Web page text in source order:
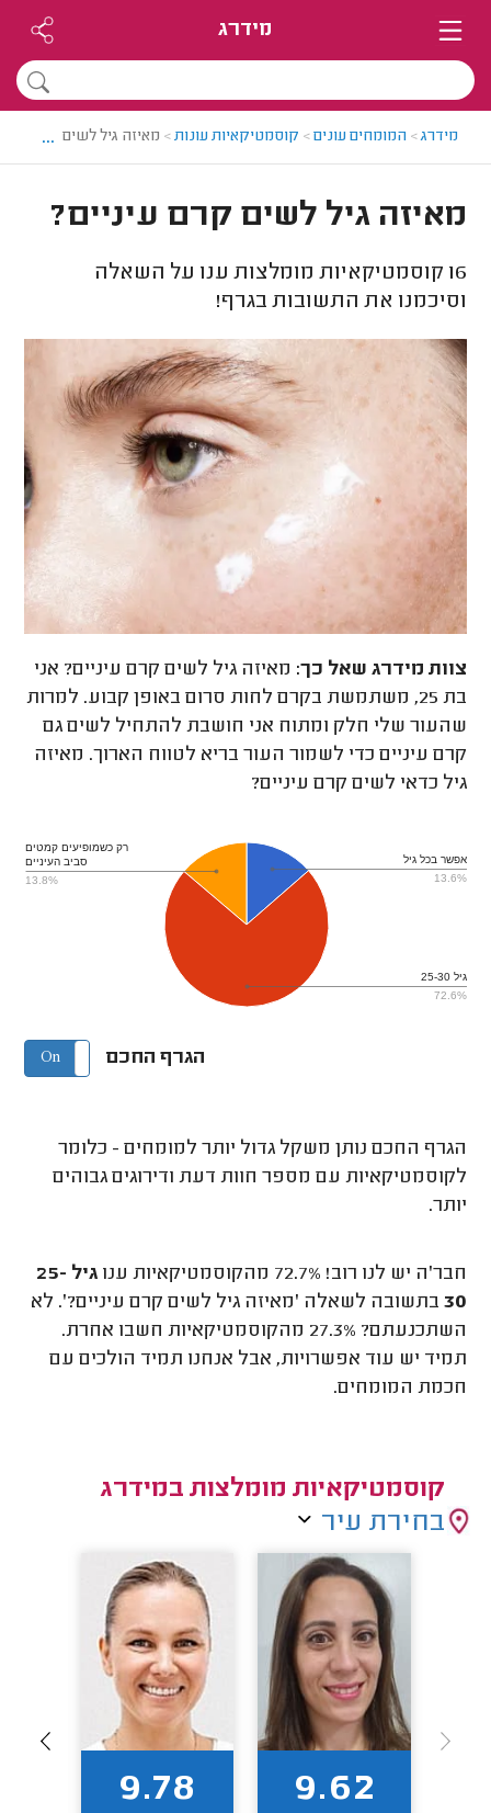
מידרג
מידרג> המומחים עונים> קוסמטיקאיות עונות> מאיזה גיל לשים קרם
...
מאיזה גיל לשים קרם עיניים?
16 קוסמטיקאיות מומלצות ענו על השאלה
וסיכמנו את התשובות בגרף!
צוות מידרג שאל כך: מאיזה גיל לשים קרם עיניים? אני
בת 25, משתמשת בקרם לחות סרום באופן קבוע. למרות
שהעור שלי חלק ומתוח אני חושבת להתחיל לשים גם
קרם עיניים כדי לשמור העור בריא לטווח הארוך. מאיזה
גיל כדאי לשים קרם עיניים?
אפשר בכל גיל
13.6%
גיל 25-30
72.6%
רק כשמופיעים קמטים
סביב העיניים
13.8%
הגרף החכם On Off
הגרף החכם נותן משקל גדול יותר למומחים - כלומר
לקוסמטיקאיות עם מספר חוות דעת ודירוגים גבוהים
יותר.
חבר'ה יש לנו רוב! 72.7% מהקוסמטיקאיות ענו
גיל 25-
30 בתשובה לשאלה 'מאיזה גיל לשים קרם עיניים?'. לא
השתכנעתם? 27.3% מהקוסמטיקאיות חשבו אחרת.
תמיד יש עוד אפשרויות, אבל אנחנו תמיד הולכים עם
חכמת המומחים.
קוסמטיקאיות מומלצות במידרג
בחירת עיר
9.62
9.78